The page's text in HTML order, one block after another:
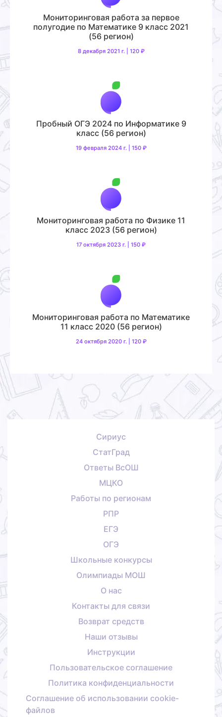
Мониторинговая работа за первое
полугодие по Математике 9 класс 2021
(56 регион)
8 декабря 2021 г. | 120 ₽
Пробный ОГЭ 2024 по Информатике 9
класс (56 регион)
19 февраля 2024 г. | 150 ₽
Мониторинговая работа по Физике 11
класс 2023 (56 регион)
17 октября 2023 г. | 150 ₽
Мониторинговая работа по Математике
11 класс 2020 (56 регион)
24 октября 2020 г. | 120 ₽
Сириус
СтатГрад
Ответы ВсОШ
МЦКО
Работы по регионам
РПР
ЕГЭ
ОГЭ
Школьные конкурсы
Олимпиады МОШ
О нас
Контакты для связи
Возврат средств
Наши отзывы
Инструкции
Пользовательское соглашение
Политика конфиденциальности
Соглашение об использовании cookie-
файлов